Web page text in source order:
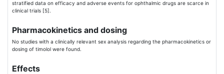
stratified data on efficacy and adverse events for ophthalmic drugs are scarce in
clinical trials [5].
Pharmacokinetics and dosing
No studies with a clinically relevant sex analysis regarding the pharmacokinetics or
dosing of timolol were found.
Effects